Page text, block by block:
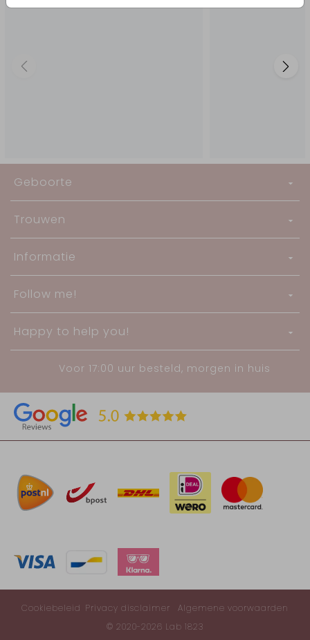
Geboorte
Trouwen
Informatie
Follow me!
Happy to help you!
Voor 17:00 uur besteld, morgen in huis
Cookiebeleid Privacy disclaimer
Algemene voorwaarden
© 2020-2026 Lab 1823